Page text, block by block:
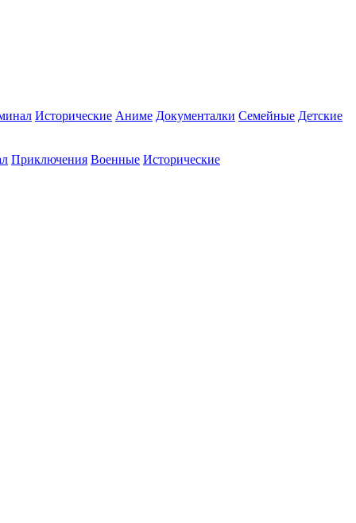
Исторические Аниме Документалки Семейные Детские
Приключения Военные Исторические